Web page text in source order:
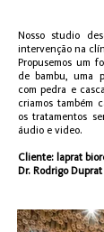
Nosso studio
intervenção na
Propusemos um
de bambu, uma
com pedra e
criamos também
os tratamentos
áudio e video.
Cliente: laprat
Dr. Rodrigo Duprat